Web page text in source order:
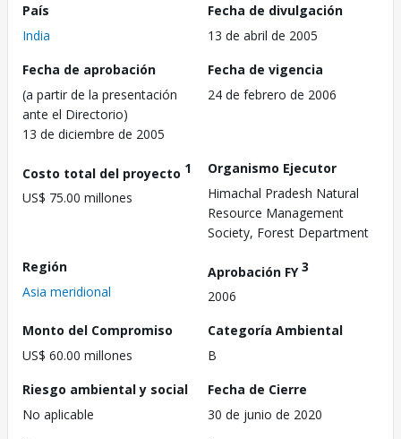
País
India
Fecha de divulgación
13 de abril de 2005
Fecha de aprobación
(a partir de la presentación
ante el Directorio)
13 de diciembre de 2005
Fecha de vigencia
24 de febrero de 2006
Costo total del proyecto 1
US$ 75.00 millones
Organismo Ejecutor
Himachal Pradesh Natural
Resource Management
Society, Forest Department
Región
Asia meridional
Aprobación FY3
2006
Monto del Compromiso
US$ 60.00 millones
Categoría Ambiental
B
Riesgo ambiental y social
No aplicable
Fecha de Cierre
30 de junio de 2020